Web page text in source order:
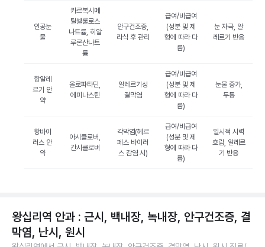
인공눈
물
카르복시메
틸셀룰로스
나트륨, 히알
루론산나트
륨
안구건조증,
라식 후 관리
급여/비급여
(성분 및 제
형에 따라 다
름)
눈 자극, 알
레르기 반응
항알레
르기 안
약
올로파타딘,
에피나스틴
알레르기성
결막염
급여/비급여
(성분 및 제
형에 따라 다
름)
눈물 증가,
두통
항바이
러스 안
약
아시클로버,
간시클로버
각막염(헤르
페스 바이러
스 감염 시)
급여/비급여
(성분 및 제
형에 따라 다
름)
일시적 시력
흐림, 알레르
기 반응
왕십리역 안과 : 근시, 백내장, 녹내장, 안구건조증, 결
막염, 난시, 원시